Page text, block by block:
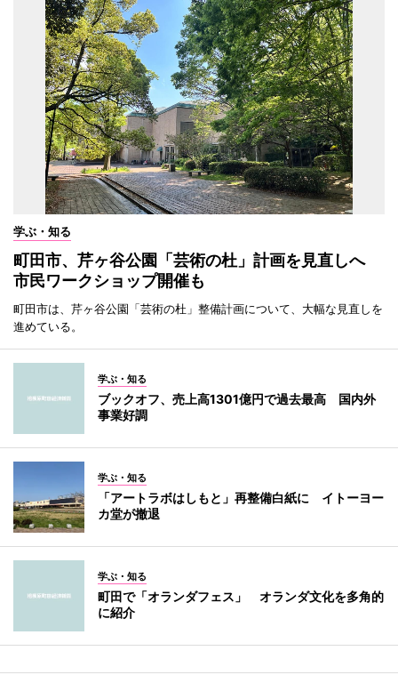
学ぶ・知る
町田市、芹ヶ谷公園「芸術の杜」計画を見直しへ
市民ワークショップ開催も
町田市は、芹ヶ谷公園「芸術の杜」整備計画について、大幅な見直しを
進めている。
学ぶ・知る
ブックオフ、売上高1301億円で過去最高 国内外
事業好調
学ぶ・知る
「アートラボはしもと」再整備白紙に イトーヨー
カ堂が撤退
学ぶ・知る
町田で「オランダフェス」 オランダ文化を多角的
に紹介